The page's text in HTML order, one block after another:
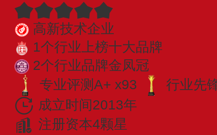
高新技术企业
1个行业上榜十大品牌
2个行业品牌金凤冠
专业评测A+ x93
行业先
成立时间2013年
注册资本4颗星